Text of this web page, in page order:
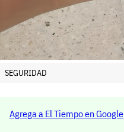
SEGURIDAD
Agrega a El Tiempo en Google